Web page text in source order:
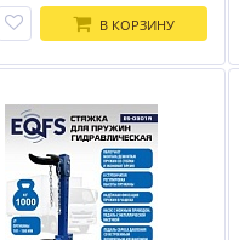
В КОРЗИНУ